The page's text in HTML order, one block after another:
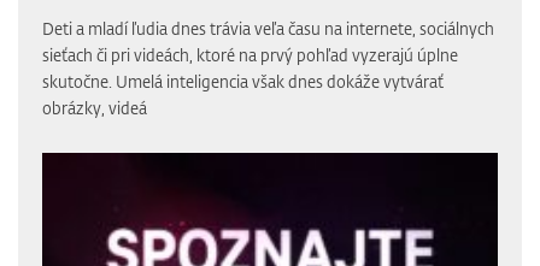
Deti a mladí ľudia dnes trávia veľa času na internete, sociálnych
sieťach či pri videách, ktoré na prvý pohľad vyzerajú úplne
skutočne. Umelá inteligencia však dnes dokáže vytvárať
obrázky, videá